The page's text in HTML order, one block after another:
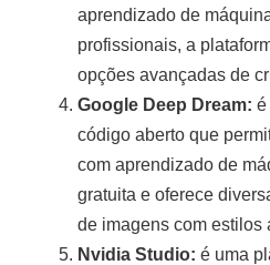
aprendizado de
profissionais, a
opções avançadas de
Google Deep Dream: é
código aberto que
com aprendizado de
gratuita e oferece
de imagens com estilos
Nvidia Studio: é uma